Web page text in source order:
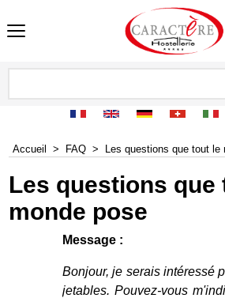
Accueil > FAQ > Les questions que tout le
Les questions que
monde pose
Message :
Bonjour, je serais intéressé
jetables. Pouvez-vous